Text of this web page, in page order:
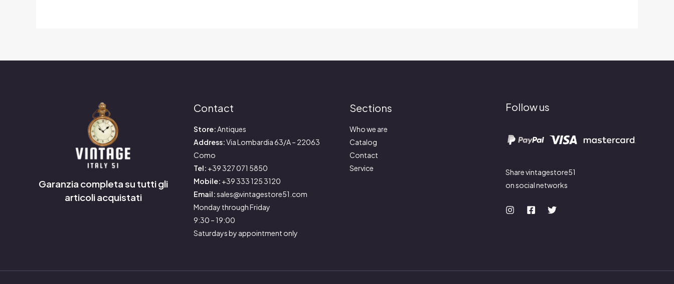
Garanzia completa su tutti gli
articoli acquistati
Contact
Store:Antiques
Address:Via Lombardia 63/A – 22063
Como
Tel: +39 327 071 5850
Mobile: +39 333 125 3120
Email:sales@vintagestore51.com
Monday through Friday
9:30 – 19:00
Saturdays by appointment only
Sections
Who we are
Catalog
Contact
Service
Follow us
Share vintagestore51
on social networks